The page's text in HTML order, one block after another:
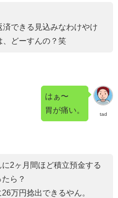
済できる見込みなわけやけ
、どーすんの？笑
tad
はぁ〜
胃が痛い。
2ヶ月間ほど積立預金する
ら？
万円捻出できるやん。